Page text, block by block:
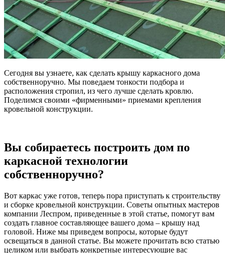
Сегодня вы узнаете, как сделать крышу каркасного дома
собственноручно. Мы поведаем тонкости подбора и
расположения стропил, из чего лучше сделать кровлю.
Поделимся своими «фирменными» приемами крепления
кровельной конструкции.
Вы собираетесь построить дом по
каркасной технологии
собственноручно?
Вот каркас уже готов, теперь пора приступать к строительству
и сборке кровельной конструкции. Советы опытных мастеров
компании Леспром, приведенные в этой статье, помогут вам
создать главное составляющее вашего дома – крышу над
головой. Ниже мы приведем вопросы, которые будут
освещаться в данной статье. Вы можете прочитать всю статью
целиком или выбрать конкретные интересующие вас